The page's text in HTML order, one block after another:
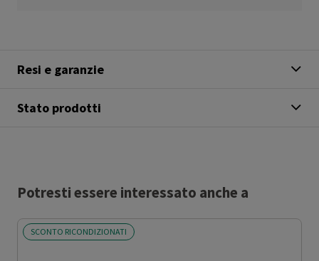
Resi e garanzie
Stato prodotti
Potresti essere interessato anche a
SCONTO RICONDIZIONATI